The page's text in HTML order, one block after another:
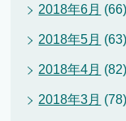
2018年6月 (66)
2018年5月 (63)
2018年4月 (82)
2018年3月 (78)